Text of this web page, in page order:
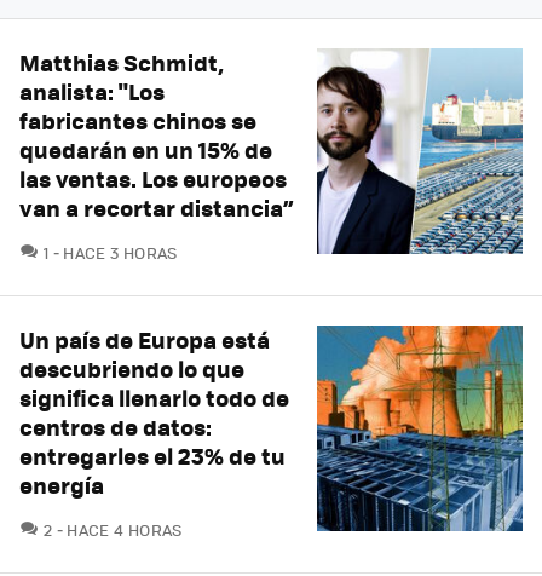
Matthias Schmidt,
analista: "Los
fabricantes chinos se
quedarán en un 15% de
las ventas. Los europeos
van a recortar distancia”
1 COMENTARIOS
HACE 3 HORAS
Un país de Europa está
descubriendo lo que
significa llenarlo todo de
centros de datos:
entregarles el 23% de tu
energía
2 COMENTARIOS
HACE 4 HORAS